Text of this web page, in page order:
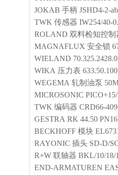
JOKAB 手柄 JSHD4-2-ab
TWK 传感器 IW254/40-
ROLAND 双料检知控制
MAGNAFLUX 安全锁
WIELAND 70.325.2428.0
WIKA 压力表
WEGEMA 轧制油泵
MICROSONIC
TWK 编码器 CRD66-
GESTRA RK 44.50
BECKHOFF 模块
RAYONIC 插头 SD-D/
R+W 联轴器 BKL/10/18/
END-ARMATUREN